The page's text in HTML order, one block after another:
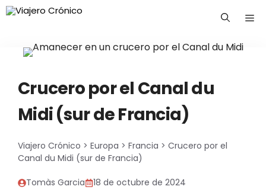
Saltar
Crucero por el Canal du
Midi (sur de Francia)
Viajero Crónico > Europa > Francia > Crucero por el
Canal du Midi (sur de Francia)
Tomàs Garcia 18 de octubre de 2024